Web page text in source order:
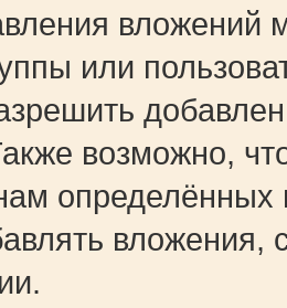
вложений
или
возможно,
вложения,